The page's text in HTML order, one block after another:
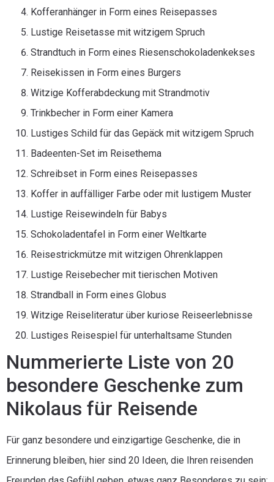
Kofferanhänger in Form eines Reisepasses
Lustige Reisetasse mit witzigem Spruch
Strandtuch in Form eines Riesenschokoladenkekses
Reisekissen in Form eines Burgers
Witzige Kofferabdeckung mit Strandmotiv
Trinkbecher in Form einer Kamera
Lustiges Schild für das Gepäck mit witzigem Spruch
Badeenten-Set im Reisethema
Schreibset in Form eines Reisepasses
Koffer in auffälliger Farbe oder mit lustigem Muster
Lustige Reisewindeln für Babys
Schokoladentafel in Form einer Weltkarte
Reisestrickmütze mit witzigen Ohrenklappen
Lustige Reisebecher mit tierischen Motiven
Strandball in Form eines Globus
Witzige Reiseliteratur über kuriose Reiseerlebnisse
Lustiges Reisespiel für unterhaltsame Stunden
Nummerierte Liste von 20
besondere Geschenke zum
Nikolaus für Reisende
Für ganz besondere und einzigartige Geschenke, die in
Erinnerung bleiben, hier sind 20 Ideen, die Ihren reisenden